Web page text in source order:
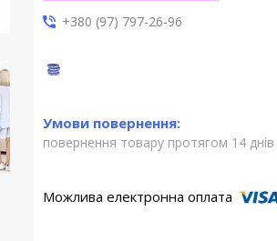
+380 (97) 797-26-96
повернення товару протягом 14 днів